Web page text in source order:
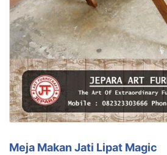
Meja Makan Jati Lipat Magic